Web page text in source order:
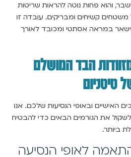
והוא פחות נוטה להראות שריטות
קשיחים ומבריקים. עובדה זו
במראה אסתטי ומכובד לאורך
הבד המושלם
טיטניום
האישיים ובאופי הנסיעות שלכם. אנו
לשקול את הגורמים הבאים כדי להבטיח
ביותר.
לאופי הנסיעה